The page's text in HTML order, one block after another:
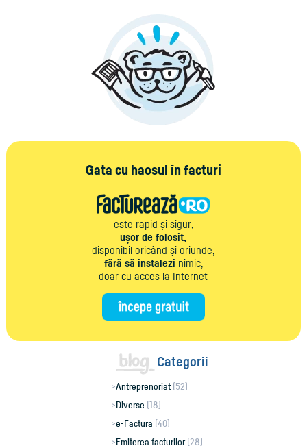
Gata cu haosul în facturi
este rapid și sigur,
ușor de folosit,
disponibil oricând și oriunde,
fără să instalezi nimic,
doar cu acces la Internet
Categorii
Antreprenoriat (52)
Diverse (18)
e-Factura (40)
Emiterea facturilor(28)